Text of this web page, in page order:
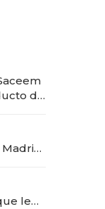
de
le